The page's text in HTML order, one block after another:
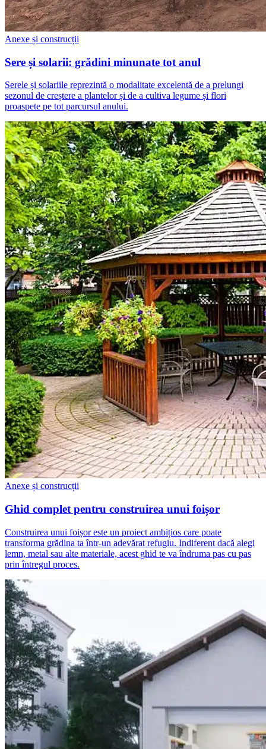
Anexe și construcții
Sere și solarii: grădini minunate tot anul
Serele și solariile reprezintă o modalitate excelentă de a prelungi
sezonul de creștere a plantelor și de a cultiva legume și flori
proaspete pe tot parcursul anului.
Anexe și construcții
Ghid complet pentru construirea unui foișor
Construirea unui foișor este un proiect ambițios care poate
transforma grădina ta într-un adevărat refugiu. Indiferent dacă alegi
lemn, metal sau alte materiale, acest ghid te va îndruma pas cu pas
prin întregul proces.